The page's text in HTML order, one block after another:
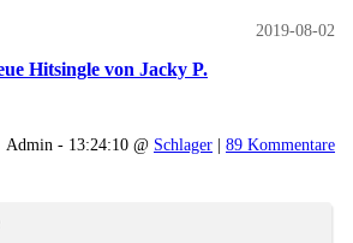
2019-08-02
Hitsingle von Jacky P.
Admin - 13:24:10 @ Schlager | 89 Kommentare